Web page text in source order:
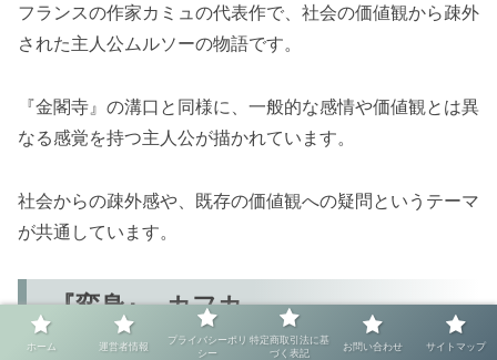
フランスの作家カミュの代表作で、社会の価値観から疎外
された主人公ムルソーの物語です。
『金閣寺』の溝口と同様に、一般的な感情や価値観とは異
なる感覚を持つ主人公が描かれています。
社会からの疎外感や、既存の価値観への疑問というテーマ
が共通しています。
『変身』- カフカ
ホーム 運営者情報
プライバシーポリ
シー
特定商取引法に基
づく表記
お問い合わせ サイトマップ